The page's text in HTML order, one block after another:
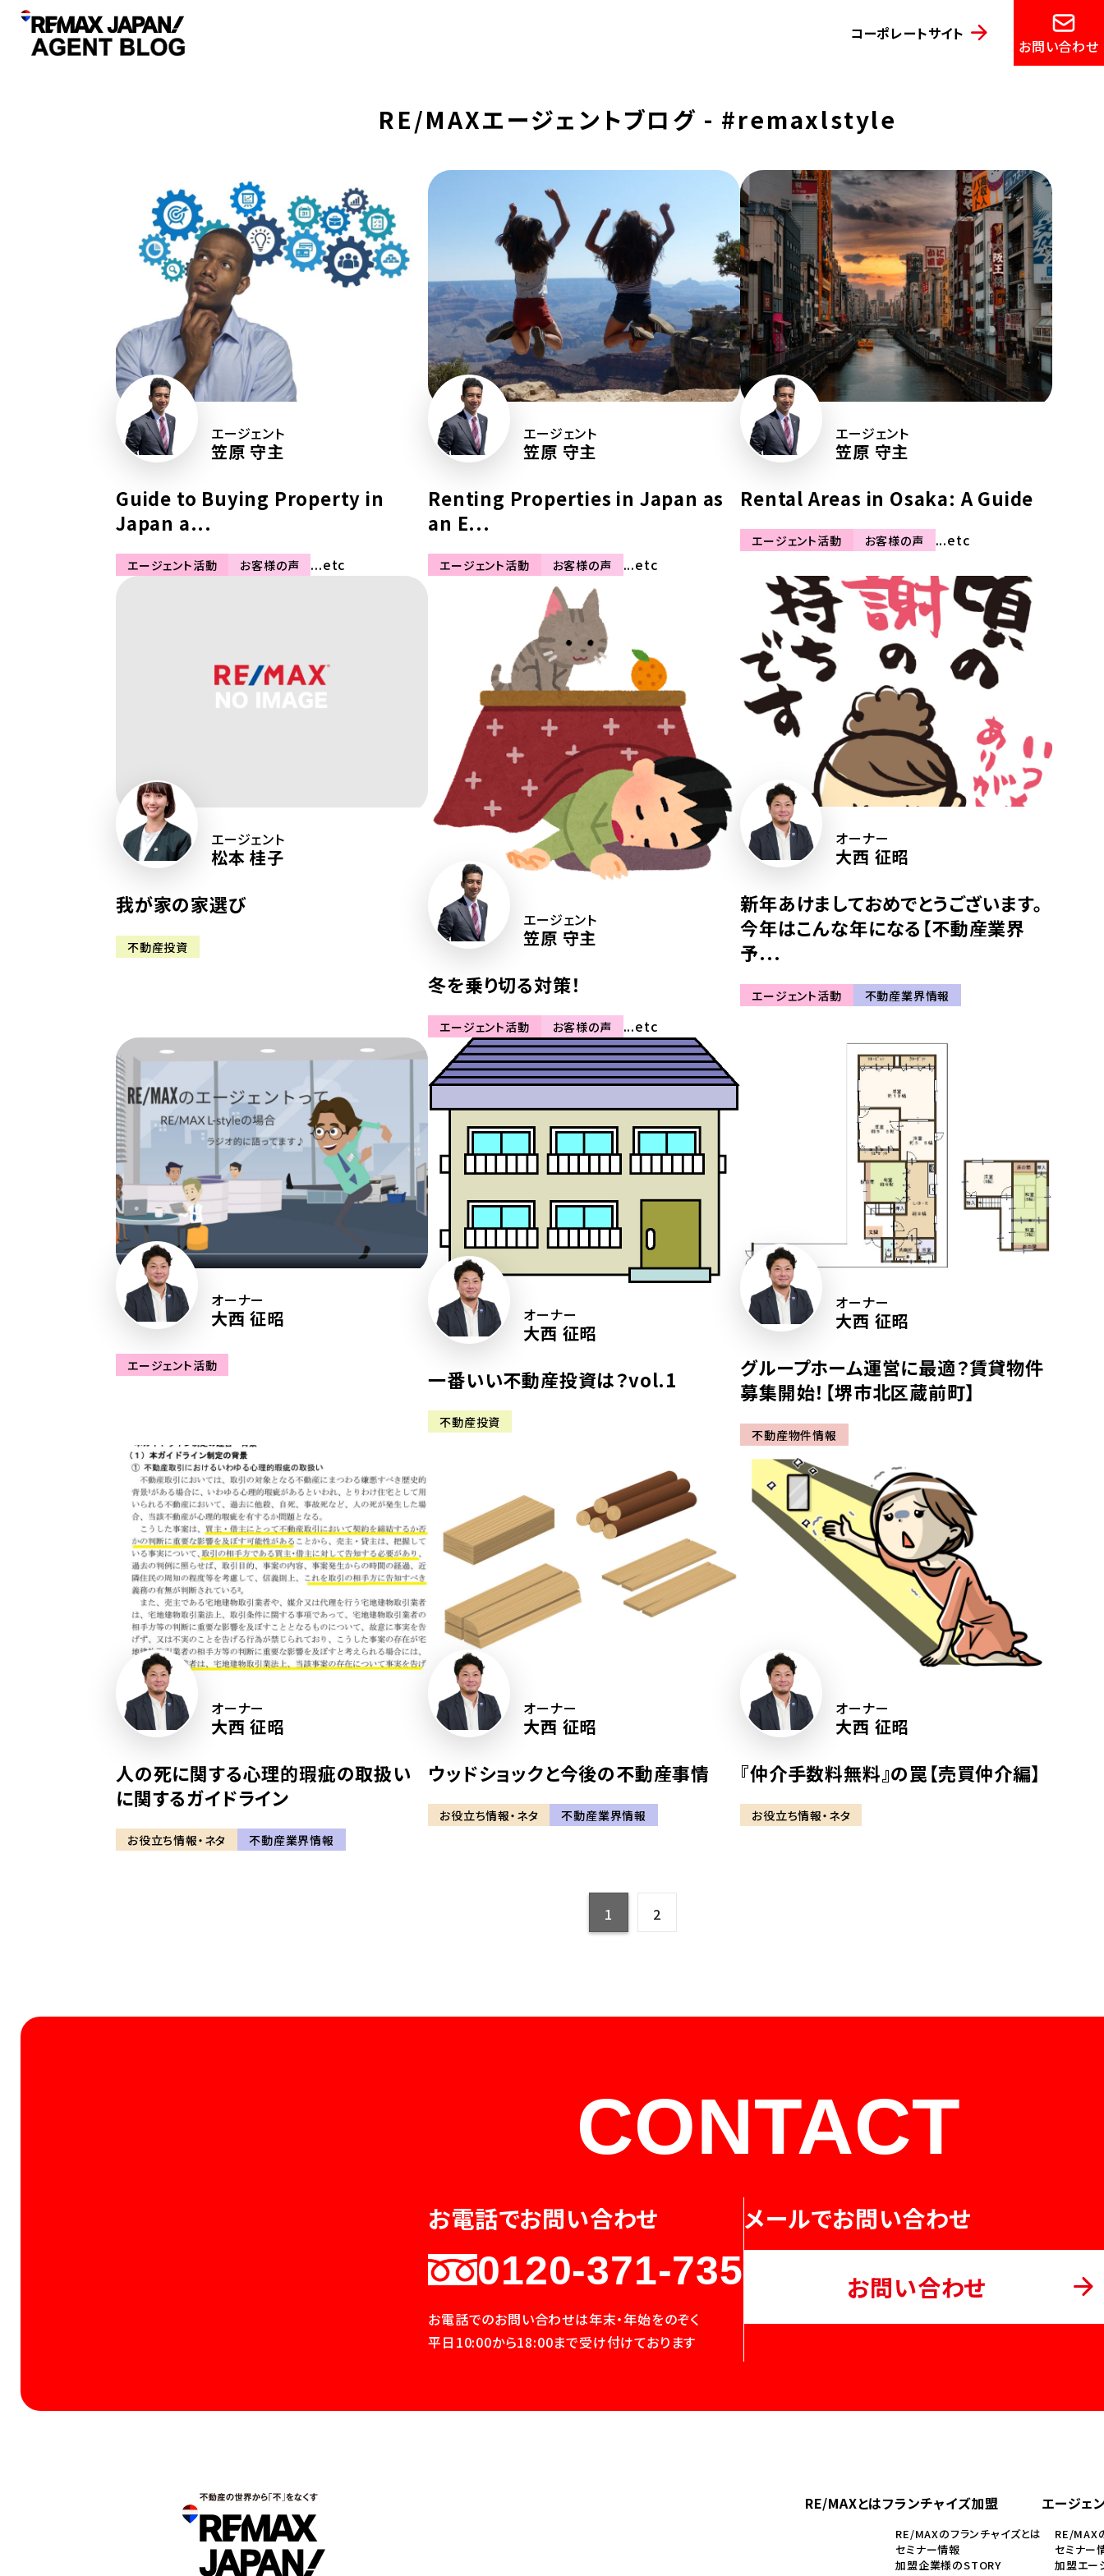
コーポレートサイト
お問い合わせ
RE/MAXエージェントブログ - #remaxlstyle
エージェント
笠原 守主
Guide to Buying Property in
Japan a...
エージェント活動 お客様の声 ...etc
エージェント
笠原 守主
Renting Properties in Japan as
an E...
エージェント活動 お客様の声 ...etc
エージェント
笠原 守主
Rental Areas in Osaka: A Guide
エージェント活動 お客様の声 ...etc
エージェント
松本 桂子
我が家の家選び
不動産投資
エージェント
笠原 守主
冬を乗り切る対策！
エージェント活動 お客様の声 ...etc
オーナー
大西 征昭
新年あけましておめでとうございます。
今年はこんな年になる【不動産業界
予...
エージェント活動 不動産業界情報
オーナー
大西 征昭
エージェント活動
オーナー
大西 征昭
一番いい不動産投資は？vol.1
不動産投資
オーナー
大西 征昭
グループホーム運営に最適？賃貸物件
募集開始！【堺市北区蔵前町】
不動産物件情報
オーナー
大西 征昭
人の死に関する心理的瑕疵の取扱い
に関するガイドライン
お役立ち情報・ネタ 不動産業界情報
オーナー
大西 征昭
ウッドショックと今後の不動産事情
お役立ち情報・ネタ 不動産業界情報
オーナー
大西 征昭
『仲介手数料無料』の罠【売買仲介編】
お役立ち情報・ネタ
1 2
CONTACT
お電話でお問い合わせ
0120-371-735
お電話でのお問い合わせは年末・年始をのぞく
平日10:00から18:00まで受け付けております
メールでお問い合わせ
お問い合わせ
RE/MAXとはフランチャイズ加盟
RE/MAXのフランチャイズとは
セミナー情報
加盟企業様のSTORY
エージェ
RE/MAX
セミナー
加盟エー